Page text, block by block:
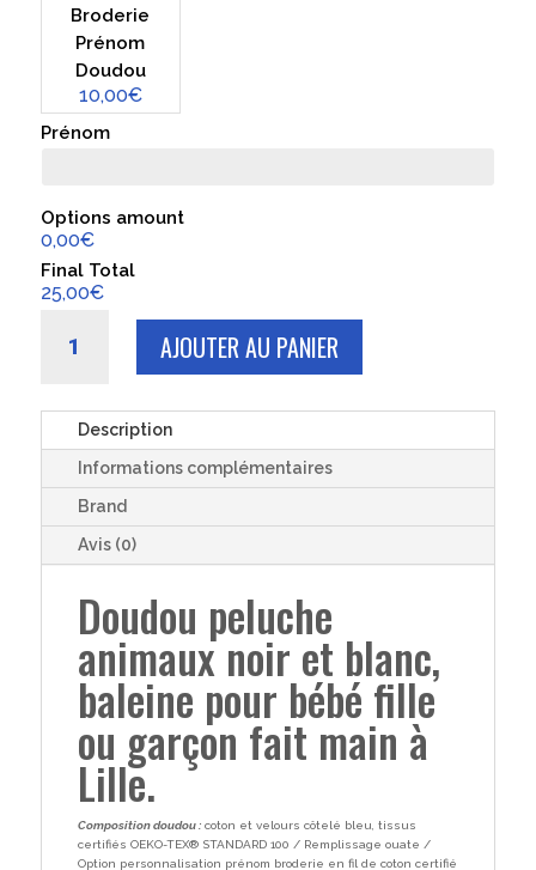
Broderie
Prénom
Doudou
10,00€
Prénom
Options amount
0,00€
Final Total
25,00€
bébé
fille
garçon
baleine
coton
animaux
blanc
velours
côtelé
21cm
AJOUTER AU PANIER
Description
Informations complémentaires
Brand
Avis (0)
Doudou peluche
animaux noir et blanc,
baleine pour bébé fille
ou garçon fait main à
Lille.
Composition doudou :coton et velours côtelé bleu, tissus
certifiés OEKO-TEX® STANDARD 100 / Remplissage ouate /
Option personnalisation prénom broderie en fil de coton certifié